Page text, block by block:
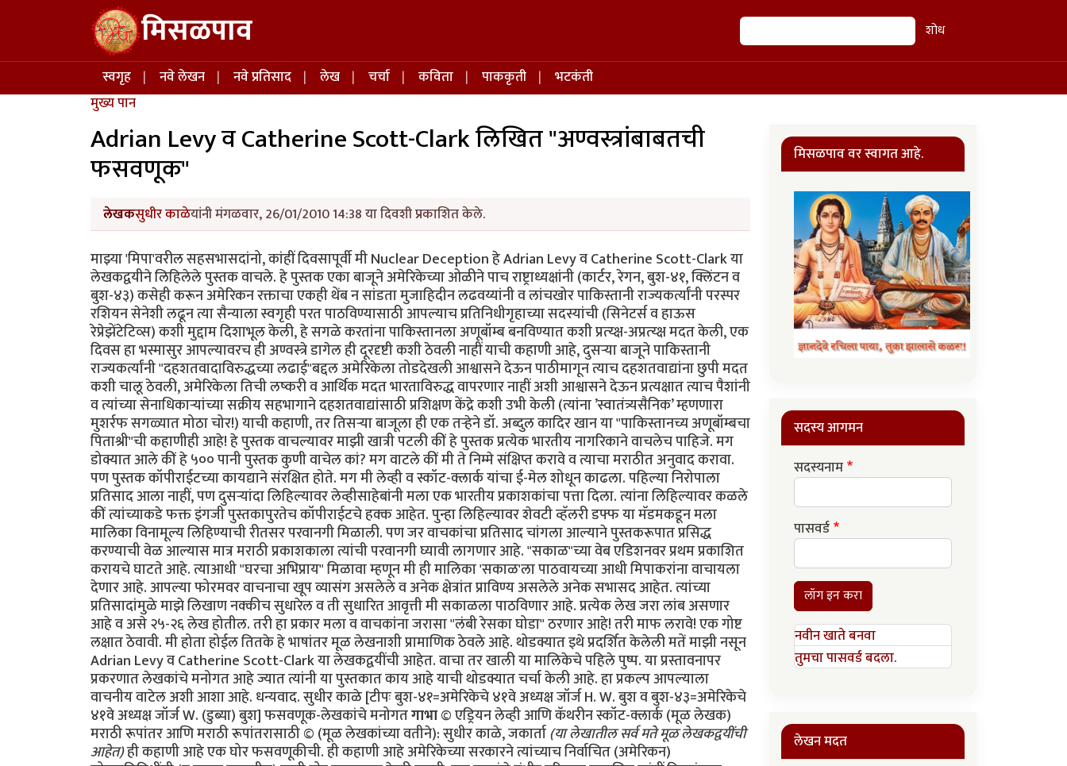
Skip to main content मिसळपाव शोध शोध
Main navigation
स्वगृह नवे लेखन नवे प्रतिसाद लेख चर्चा कविता पाककृती
भटकंती
मुख्य पान
Adrian Levy व Catherine Scott-Clark लिखित "अण्वस्त्रांबाबतची
फसवणूक"
लेखकसुधीर काळेयांनी मंगळवार, 26/01/2010 14:38 या दिवशी प्रकाशित केले.
माझ्या 'मिपा'वरील सहसभासदांनो, कांहीं दिवसापूर्वी मी Nuclear Deception हे Adrian Levy व Catherine Scott-Clark या
लेखकद्वयीने लिहिलेले पुस्तक वाचले. हे पुस्तक एका बाजूने अमेरिकेच्या ओळीने पाच राष्ट्राध्यक्षांनी (कार्टर, रेगन, बुश-४१, क्लिंटन व
बुश-४३) कसेही करून अमेरिकन रक्ताचा एकही थेंब न सांडता मुजाहिदीन लढवय्यांनी व लांचखोर पाकिस्तानी राज्यकर्त्यांनी परस्पर
रशियन सेनेशी लढून त्या सैन्याला स्वगृही परत पाठविण्यासाठी आपल्याच प्रतिनिधीगृहाच्या सदस्यांची (सिनेटर्स व हाऊस
रेप्रेझेंटेटिव्स) कशी मुद्दाम दिशाभूल केली, हे सगळे करतांना पाकिस्तानला अणूबॉम्ब बनविण्यात कशी प्रत्य्क्ष-अप्रत्य्क्ष मदत केली, एक
दिवस हा भस्मासुर आपल्यावरच ही अण्वस्त्रे डागेल ही दूरदृष्टी कशी ठेवली नाहीं याची कहाणी आहे, दुसर्‍या बाजूने पाकिस्तानी
राज्यकर्त्यांनी "दहशतवादाविरुद्धच्या लढाई"बद्दल अमेरिकेला तोडदेखली आश्वासने देऊन पाठीमागून त्याच दहशतवाद्यांना छुपी मदत
कशी चालू ठेवली, अमेरिकेला तिची लष्करी व आर्थिक मदत भारताविरुद्ध वापरणार नाहीं अशी आश्वासने देऊन प्रत्यक्षात त्याच पैशांनी
व त्यांच्या सेनाधिकार्‍यांच्या सक्रीय सहभागाने दहशतवाद्यांसाठी प्रशिक्षण केंद्रे कशी उभी केली (त्यांना ’स्वातंत्र्यसैनिक’ म्हणणारा
मुशर्रफ सगळ्यात मोठा चोर!) याची कहाणी, तर तिसर्‍या बाजूला ही एक तर्‍हेने डॉ. अब्दुल कादिर खान या "पाकिस्तानच्य अणूबॉम्बचा
पिताश्री"ची कहाणीही आहे! हे पुस्तक वाचल्यावर माझी खात्री पटली कीं हे पुस्तक प्रत्येक भारतीय नागरिकाने वाचलेच पाहिजे. मग
डोक्यात आले कीं हे ५०० पानी पुस्तक कुणी वाचेल कां? मग वाटले कीं मी ते निम्मे संक्षिप्त करावे व त्याचा मराठीत अनुवाद करावा.
पण पुस्तक कॉपीराईटच्या कायद्याने संरक्षित होते. मग मी लेव्ही व स्कॉट-क्लार्क यांचा ई-मेल शोधून काढला. पहिल्या निरोपाला
प्रतिसाद आला नाहीं, पण दुसर्‍यांदा लिहिल्यावर लेव्हीसाहेबांनी मला एक भारतीय प्रकाशकांचा पत्ता दिला. त्यांना लिहिल्यावर कळले
कीं त्यांच्याकडे फक्त इंगजी पुस्तकापुरतेच कॉपीराईटचे हक्क आहेत. पुन्हा लिहिल्यावर शेवटी व्हॅलरी डफ्फ या मॅडमकडून मला
मालिका विनामूल्य लिहिण्याची रीतसर परवानगी मिळाली. पण जर वाचकांचा प्रतिसाद चांगला आल्याने पुस्तकरूपात प्रसिद्ध
करण्याची वेळ आल्यास मात्र मराठी प्रकाशकाला त्यांची परवानगी घ्यावी लागणार आहे. "सकाळ"च्या वेब एडिशनवर प्रथम प्रकाशित
करायचे घाटते आहे. त्याआधी "घरचा अभिप्राय" मिळावा म्हणून मी ही मालिका 'सकाळ'ला पाठवायच्या आधी मिपाकरांना वाचायला
देणार आहे. आपल्या फोरमवर वाचनाचा खूप व्यासंग असलेले व अनेक क्षेत्रांत प्राविण्य असलेले अनेक सभासद आहेत. त्यांच्या
प्रतिसादांमुळे माझे लिखाण नक्कीच सुधारेल व ती सुधारित आवृत्ती मी सकाळला पाठविणार आहे. प्रत्येक लेख जरा लांब असणार
आहे व असे २५-२६ लेख होतील. तरी हा प्रकार मला व वाचकांना जरासा "लंबी रेसका घोडा" ठरणार आहे! तरी माफ लरावे! एक गोष्ट
लक्षात ठेवावी. मी होता होईल तितके हे भाषांतर मूळ लेखनाशी प्रामाणिक ठेवले आहे. थोडक्यात इथे प्रदर्शित केलेली मतें माझी नसून
Adrian Levy व Catherine Scott-Clark या लेखकद्वयींची आहेत. वाचा तर खाली या मालिकेचे पहिले पुष्प. या प्रस्तावनापर
प्रकरणात लेखकांचे मनोगत आहे ज्यात त्यांनी या पुस्तकात काय आहे याची थोडक्यात चर्चा केली आहे. हा प्रकल्प आपल्याला
वाचनीय वाटेल अशी आशा आहे. धन्यवाद. सुधीर काळे [टीपः बुश-४१=अमेरिकेचे ४१वे अध्यक्ष जॉर्ज H. W. बुश व बुश-४३=अमेरिकेचे
४१वे अध्यक्ष जॉर्ज W. (डुब्या) बुश] फसवणूक-लेखकांचे मनोगतगाभा© एड्रियन लेव्ही आणि कॅथरीन स्कॉट-क्लार्क (मूळ लेखक)
मराठी रूपांतर आणि मराठी रूपांतरासाठी © (मूळ लेखकांच्या वतीने): सुधीर काळे, जकार्ता(या लेखातील सर्व मते मूळ लेखकद्वयींची
आहेत)ही कहाणी आहे एक घोर फसवणूकीची. ही कहाणी आहे अमेरिकेच्या सरकारने त्यांच्याच निर्वाचित (अमेरिकन) लोकप्रतिनिधींची (व सार्‍या जगाचीच) कशी घोर फसवणूक केली त्याची, ज्या कृत्यांचे गंभीर परिणाम कदाचित कांहीं पिढ्यांनतर आपल्याला कळू लागतील. ही कहाणी आहे अमेरिकन नेत्यांच्या नैतिक अध:पाताची, त्यांच्या कवडीमोलाच्या तारतम्यबुद्धीची, अपुर्‍या पर्यवेक्षणाची, त्यांच्याभोवतीच्या सतत बदलणार्‍या जागतिक स्थितीबद्दलच्या माहितीची निष्काळजीपणाने व आळशीपणाने केलेल्या विश्लेषणांची/पृथक्करणांची! या चुकांचा गंभीर परिणाम होणार आहे आपल्या भोवतालचे जग आणखी अस्थिर होण्यात! या चुका करून अमेरिकन व पश्चिम युरोपियन नेतृत्वाने जागतिक धर्मयुद्ध पुकारणार्‍या शक्तींच्या हातात जणू एक नवे कोलीतच दिले आहे. याची सर्वप्रथम प्रचीती आली ४ फेब्रूवारी २००४ रोजी! या दिवशी पाकिस्तानचे सर्वात आदरणीय व गौरवप्राप्त शास्त्रज्ञ डॉ. अब्दुल कादीर खान पाकिस्तान चित्रवाणीच्या पडद्यावर सार्‍या पाकिस्तानी जनतेला दिसले. डॉ. खान हे नेहमीच रहस्याच्या पडद्याआड असत कारण ते तीस वर्षाहून जास्त काळ पाकिस्तानच्या अण्वस्त्रनिर्मितीच्या "गुपचुप" कार्यक्रमात गुंतलेले होते. उर्दू भाषेतली त्यांची भाषणे सर्वसाधारणपणे सार्‍या पाकिस्तानी जनतेला समजत व ती सारे लोक त्यांच्या प्रत्येक शब्दाकडे लक्ष देऊन ऐकतही. पण आज पाकिस्तानी सरकारने जाहीर केले होते कीं ते त्यांच्या चुकांची कबूली देणार आहेत. कदाचित त्यामुळे असेल. पण आज त्यांचे भाषण त्यांच्या देशबांधवांना सहज समजणार्‍या उर्दू भाषेत न होता सार्‍या जगाला समजणार्‍या इंग्रजी भाषेत झाले. "माझ्या प्रिय बंधू-भगिनींनो" अशी सुरुवात करून त्यांनी स्वत:च्या अनधिकृत अण्वस्त्रप्रसाराबद्दलच्या हालचालींची माहिती दिल्यावर समारोप करतांना ते म्हणाले "अल्ला पाकिस्तानला सुरक्षित ठेवो, पाकिस्तान अमर असो"! त्यांचे भाषण संपताक्षणी पाकिस्तानी लष्कराने डॉ खान यांनी प्रे. बुश ज्यांना "अनिष्ट राष्ट्रांचा अक्ष" म्हणत (Axis of Evil) त्या उत्तर कोरिया, इराण व लिबिया या अशा गिर्‍हाइकांसाठी एकट्याने हा अण्वस्त्रप्रसाराचा काळा बाजार कसा चालवला होता याची माहिती दिली. या घटनेनंतर पाकिस्तानला अण्वस्त्रें बनवायला सहाय्य करून अमेरिकेने सार्‍या जगाची कशी फसवणूक केली हे पहिल्यांदाच जगाच्या निदर्शनाला आले. अण्वस्त्रप्रसाराबद्दल कुप्रसिद्ध असलेल्या व "टायफॉइड मेरी" या (अपमानास्पद) टोपणनावाने ओळखल्या जाणार्‍या डॉ खाननी अशी कबूली का दिली याबाबत सार्‍या जगात तावातावाने तर्क-कुतर्क सुरू झाले. कुणाला वाटले की त्यांच्या राजकीय किंवा धार्मिक श्रद्धांमुळे दिली, कुणाला वाटले की स्वत:ची इभ्रत वाढविण्यासाठी व स्थान बळकट करण्यासाठी? कुणा बदमाष राजवटीसाठी? अफगाणिस्तानमधील जिहाद्यांसाठी? ओसामा बिन लादेनसाठी? कीं युरोप-अमेरिकेत अणूबॉम्ब उडवू पहाणार्‍या अतिरेक्यांच्या टोळ्यांसाठी? अनेक वृत्तपत्रांत आलेल्या अग्रलेखांत कुणाच्या फायद्यासाठी त्यांनी हा कबूलीजबाब दिला असावा याबाबतही तर्‍हेतर्‍हेच्या अटकळी प्रसिद्ध झाल्या. प्रेसिडेंट जॉर्ज बुश यांनीही या फसवणुकीला जणू संमतीच दिली. कांहीं दिवसांनंतर ते म्हणाले, "खान यांनी त्यांचे सारे गुन्हे मान्य केले आहेत आणि त्यांचे या गुन्ह्यातील सहकारी आता या धंद्यातून बाहेर फेकले गेले आहेत. खान व त्यांचे छोटे टोळके अतीशय धक्कादायक गुन्ह्यांबद्दल दोषी आहेत. पण त्यांच्यावर खटला घालायची गरज दिसत नाहीं. बुश पुढे म्हणाले, "प्रेसिडेंट मुशर्रफ यांनी मला आश्वासन दिले आहे कीं ते खान यांच्या जालाबद्दलची (network) सर्व माहिती अमेरिकन सरकारला देतील व तो देश (पाकिस्तान) अशा अण्वस्त्रप्रसाराच्या मुळाशी असू दिला जाणार नाहीं." पाकिस्तान सरकारचे या घटनेवर इतके पूर्ण नियंत्रण आहे कीं खान व त्यांच्या सहकारी शास्त्रज्ञांना अमेरिकेत खटला घालण्यासाठी अमेरिकेच्या किंवा इतर पाश्चात्य राष्ट्रांच्या स्वाधीन करण्याची गरज नाहीं. सत्य परिस्थिती तर अशी होती कीं खान यांची कबूली एक दिशाभूल करण्यासाठी दिलेली कॢप्तीच होती. अण्वस्त्रांची काळी बाजारपेठ खान यांच्या नियंत्रणाखाली चालली तर होतीच, पण जाहीर व खासगी वक्तव्यात फरक असा होता कीं अशा तर्‍हेचा काळा बाजार एका व्यक्तीचे काम नव्हते तर हे काम एका राष्ट्राच्या (पाकिस्तानच्या) परराष्ट्रनीतीचा भाग होता व त्याचे पर्यवेक्षण पाकिस्तानी लष्करी अधिकार्‍यांची टोळी करत होती. वर हे राष्ट्र अमेरिकेच्या अतिरेक्यांविरुद्धच्या लढाईतील एक महत्वाचे दोस्त राष्ट्र म्हणून दुटप्पीपणे मिरवत होते. तीसेक वर्षें लागोपाठ सत्तेवर आलेल्या अमेरिकन सरकारांनी, मग ती रिपब्लिकन पक्षाची असोत किंवा डेमोक्रॅटिक पक्षाची असोत, तसेच इंग्लंड व इतर पाश्चात्य युरोपियन राष्ट्रांनी पाकिस्तानला अतीशय मर्यादित प्रसारण असलेले व निषिद्ध असे अण्वस्त्रांबद्दलचे तंत्रज्ञान मिळवू दिले होते. एका अनर्थपूर्ण युगात पाकिस्तानने हे निषिद्ध तंत्रज्ञान कसे अनिष्ट राष्ट्रांना विकण्यात पुढाकार घेतला ही माहिती महत्वाची सरकारी साधने चुकीच्या दिशेने वापरून व आधीचे नियम रद्दबातल करून सर्वांपासून लपवून ठेवली. गुप्त माहिती मिळवण्याच्या क्रियेचीही धार बोथट करण्यात आली आणि परराष्ट्रखाते व संरक्षणखाते यासारख्या सरकारी खात्यांना जणू वेढून राष्ट्राध्यक्षांच्या तत्वांना पाठिंबा देण्यास, प्रतिनिधीसभेला डावलण्यास व देशाचे कायदे मोडण्यास भाग पाडण्यात आले होते. अमेरिकेच्या परराष्ट्रखात्याचा प्रवक्ता रिचर्ड बाऊचर याने डॉ खान प्रकरण म्हणजे पाकिस्तानी हुकूमशहा/राष्ट्राध्यक्ष मुशर्रफ यांच्या कसोटीचा क्षण असे वर्णन केले आहे. खान हे सर्व देशाचा मानबिंदू होते व त्यांचे नाव काढताच पाकिस्तानी नागरिकांची छाती गर्वाने फुगायची. पाकिस्तानला शिवणाच्या धारदार सुयासुद्धा बनवता येत नाहींत अशी मल्लीनाथी करणार्‍या डॉ खान यांनी अतीशय आधुनिक तंत्रज्ञानाचा वापर करून भारताच्या कुठल्याही शहरावर हल्ला करू शकणारी अण्वस्त्रे मोठ्या प्रमाणावर बनविण्याची एक "असेंब्ली लाईन" उभी केली व त्यांना पाकिस्तानी जनतेनेच "अणूबॉम्बचे पिताश्री" हा जणू एक किताबच दिला. फारच थोड्या लोकांना हे माहीत आहे की डॉ खान हे या अण्वस्त्र-उत्पादनाच्या प्रकल्पात अपघातानेच शिरले. पाकिस्तानात योग्यशी नोकरी न मिळाल्यामुळे ते चिडून उच्च शिक्षणासाठी युरोपला गेले व एका विश्वविद्यालयात प्रवेश मिळविण्याच्या रांगेत उभे असताना ’हेनी’ नावाच्या एका डच मुलीच्या प्रेमात पडले व तिच्याशी विवाहबद्ध झाले. एका गोर्‍या बाईचे पति म्हणून त्यांना एरवी मिळाली नसती अशी अतीशय संवेदनशील अशा गोपनीय क्षेत्रात भाषांतरकाराची नोकरी मिळाली व अण्वस्त्रांबद्दलची अतीशय गुप्त अशी माहिती त्यांच्या नजरेखालून जाऊ लागली. त्याचे महत्व समजल्यामुळे त्यांनी ती सर्व कागदपत्रे व ड्रॉइंग्ज चोरली व त्या कागदपत्रांनी भरलेले तीन पेटारे घेऊन ते पाकिस्तानात परत आले. जुल्फिकार अली भुत्तो यांच्या प्रोत्साहनाने ते अणूबॉम्ब बनवायच्या प्रोजेक्टचे प्रमुख झाले व मग त्या क्षेत्रात त्यांची व पाकिस्तानची प्रगती सुरू झाली. त्यानंतर पुढच्या वर्षापासून पाकिस्तानी अधिकारी व पाकिस्तानी दलाल/एजंट यांनी युरोप व उत्तर अमेरिकेत त्यांना हव्या असलेल्या यंत्रसामुग्री व इतर वस्तूंची जोरदार खरेदी सुरू केली. डॉ. खान हे सूत्रधाराचे व वेगवेगळ्या गटांमधील समन्वय ठेवण्याचे काम पहात होते व पश्चिम युरोपीमधील गुपचुपपणे अणूबॉम्ब बनविण्याचा कार्यक्रम राबवणार्‍या कंपन्यांतील वैज्ञानिक, कारखानदार, इंजिनियर व धातुशास्त्रज्ञ यांच्याबरोबरील मैत्री आणखी जवळची करून व त्यांच्याशी वागताना अतीशय गोडीगुलाबीचा वापर करून व त्यांच्यावर आपल्या गोड बोलण्याने एक तर्‍हेची छाप किंवा मोहिनी टाकून अशी सामग्री मिळवण्याच्या वाटेतील अडचणी दूर करत होते. जेंव्हा १९७७ साली भुत्तोंची पंतप्रधानपदावरून उचलबांगडी झाली, तेंव्हा हा अणूप्रकल्प नवे हुकूमशहा ज. झिया उल हक यांच्या अखत्यारीतील सैनिकी विभागाकडे जावा अशी अमेरिकन गुप्तचर संघटना सी.आय.ए.ची इच्छा होती. त्यामुळे खान यांचे जगभरच्या खरेदीमध्ये गुंतलेले गट पाकिस्तानी लष्करशहा व पाकिस्तानी गुप्तचर संघटना आय. एस. आय. यांच्या हुकुमाखाली आले. (म्हणजेच अमेरिकन गुप्तचर संघटना सी.आय.ए.ला या अणूबॉम्ब प्रकल्पाची कल्पना १९७७ पासून होती) पण तसे असले तरी पाकिस्तानच्या अणूबॉम्ब प्रकल्पाबद्दल जास्त माहिती असणे हे तोट्याचे ठरू लागले. जिमी कार्टर हे १९७७ सालची राष्ट्रपतीपदाची निवडणूक जिंकून अधिकारावर आले तेंव्हा जगातली अण्वस्त्रें कमी करायची हे ध्येय समोर ठेवूनच ते अधिकारावर आले होते. पण त्यांचे राष्ट्रीय सुऱक्षा सल्लागार बिन्यू ब्रेझिंस्की (Zbigniew Brzezinski) यांनी त्यांना त्यांची दिशा बदलायचा सल्ला दिला. पाकिस्तान हे राष्ट्र साम्यवादाविरुद्धच्या लढाईतील एक धक्काप्रतिबंधक (buffer) म्हणून उपयुक्त राष्ट्र असल्याचा कार्टर यांना सल्ला देण्यात आला व पाकिस्तानला या कामात राजी-खुषी सामील करून घेण्यासाठी त्या राष्ट्राचे मन वळविण्याचाही त्यांना सल्ला दिला. झियाच्या मनसुब्याला छुपा पाठिंबा देऊन मग त्याच्या मोबदल्यात अण्वस्त्रे बनवायची ही योजना होती! पाकिस्तानने जर रशियाचा प्रतिकार केला तर त्यांच्या अण्वस्त्रें बनविण्याच्या प्रकल्पाकडे अमेरिका दुर्ल़क्ष करेल असेही ज. झियांना सांगण्यात आले. १९८० साली कार्टर यांच्या जागी रेगन आले व त्यांनी कार्टर यांच्या अण्वस्त्रप्रसारबंदीच्या कार्यक्रमाला केरात काढले. राष्ट्रीय सुरक्षा समिती व सल्लागार यांचेही अवमूल्यन करण्यात आले व विल्यम केसी यांच्या नेतृत्वाखाली सी.आय.ए. ही संघटना सर्वेसर्वा झाली आणि गुप्तहेरखाते एक माहितीचे साधनच न रहाता ते एक प्रे. रेगन यांच्या धोरणाच्या समर्थनार्थ वापरायचे एक हत्यार बनले. त्यापाठोपाठ अमेरिकन अधिकारी पैसे घेऊन इस्लामाबादला पोचले व बरोबर हाही निरोप घेऊन आले कीं अमेरिका पाकिस्तानच्या वाढत्या अण्वस्त्रें बनविण्याच्या प्रकल्पाकडे काणाडोळा करेल. पण पुढे जसजसे पाकिस्तानच्या अण्वस्त्रनिर्मितीच्या प्रकल्पाचे रोपटे भराभर वाढू लागले तसतसे तो प्रकल्प गुप्त ठेवणे अवघड जाऊ लागले. प्रे. रेगन यांनी आशावादावर आधारित आक्रमकपणे तह/करार करण्याचा पायंडा मरगळलेल्या वॉशिंग्टनला आणला, पण उपयुक्ततेच्या व सोयीच्या तत्वावर जे परराष्ट्र धोरण सुरू केले गेले त्याचे रूपांतर झपाट्याने एका षड्यंत्रात झाले ज्यात अमेरिकेचे परराष्ट्रखातेही सामील झाले व पाकिस्तानच्या अण्वस्त्र-प्रकल्पाबद्दलच्या गुप्त बातम्यावर जे विरोध करतील त्यांच्या कामात अडथळेही आणू लागले. या सावळ्या गोंधळात पाकिस्तानने १९८३ साली स्फोटकें न वापरता केलेली अण्वस्त्रांची चांचणी (cold-testing), एवढेच नव्हे तर स्फोटकांसह चीनच्या मदतीने १९८४ साली केलेली चांचणीही (hot-testing) गुप्त ठेवण्यात अमेरिकेला यश मिळाले. पाकिस्तान व चीन या देशांमधील अण्वस्त्र-संबंधांना खोल गाडून टाकण्यातही रेगनच्या अधिकार्‍यांना यश मिळाले. यात चीनकडून मिळालेली बॉम्बची ड्रॉइंग्स, रेडियो आयसोटोप्स व इतर "हवी ती व हवी तितकी" तांत्रिक मदत यांचाही समावेश होता. याच्या मोबदल्यात चिनी आण्विक ऊर्जा कंत्राटदारांकडून अमेरिकन कंपन्यांनी कोट्यानुकोटी डॉलर्सची कंत्राटे मिळविली. जेंव्हा प्रे. रेगन यांची कारकीर्द १९८९ साली संपली तेंव्हा पाकिस्तानकडे चांचणी केलेली व वापरता येण्याजोगी अण्वस्त्रे होती. व या अस्त्रांच्या निर्मितीचा बहुतांश खर्च अमेरिकेकडून ’मदत’ म्हणून मिळालेल्या पैशातूनच झाला होता कारण ’मदत’ म्हणून मिळालेल्या पुंजीतले अब्जावधी डॉलर्स पाकिस्तानच्या लष्करशहांनी या कामाकडे वळविले होते. अमेरिकेच्या पेंटॅगॉनमधील अधिकारी पाकिस्तानचे रक्षक/वॉचमन ठरले. त्यांनी गुप्तहेरखात्यांचे अहवाल आपल्याला हवे तसे पुन्हा लिहिवले ज्यात पाकिस्तानच्या या अण्वस्त्रक्षमतेबद्दल जाणून-बुजून आहे त्यापेक्षा कमी आहे असे दाखविले गेले. तेही अशा वेळी कीं इस्लामाबाद व दिल्ली यांच्यातला संघर्ष अगदी निकरावर आला होत
मिसळपाव वर स्वागत आहे.
सदस्य आगमन
सदस्यनाम
पासवर्ड
लॉग इन करा
नवीन खाते बनवा
तुमचा पासवर्ड बदला.
लेखन मदत